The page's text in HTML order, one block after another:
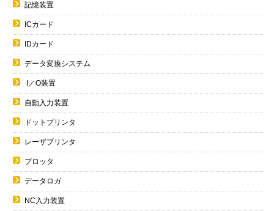
記憶装置
ICカード
IDカード
データ変換システム
I／O装置
自動入力装置
ドットプリンタ
レーザプリンタ
プロッタ
データロガ
NC入力装置